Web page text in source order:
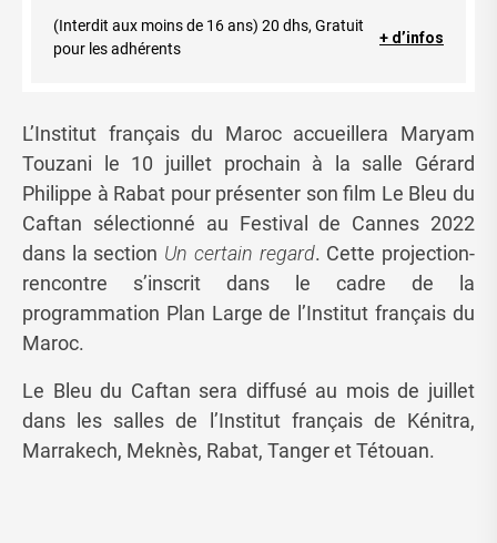
(Interdit aux moins de 16 ans) 20 dhs, Gratuit
pour les adhérents
+ d’infos
L’Institut français du Maroc accueillera Maryam
Touzani le 10 juillet prochain à la salle Gérard
Philippe à Rabat pour présenter son film Le Bleu du
Caftan sélectionné au Festival de Cannes 2022
dans la section Un certain regard. Cette projection-
rencontre s’inscrit dans le cadre de la
programmation Plan Large de l’Institut français du
Maroc.
Le Bleu du Caftan sera diffusé au mois de juillet
dans les salles de l’Institut français de Kénitra,
Marrakech, Meknès, Rabat, Tanger et Tétouan.